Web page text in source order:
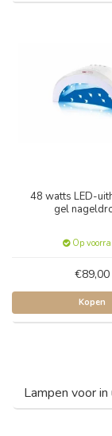
48 watts LED-
gel
Op
€89,00
Kopen
Lampen voor